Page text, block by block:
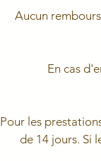
Aucun
En cas
Pour les